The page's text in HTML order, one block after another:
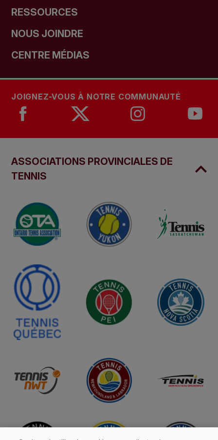
RESSOURCES
NOUS JOINDRE
CENTRE MÉDIAS
JOIGNEZ-VOUS À NOTRE COMMUNAUTÉ
ASSOCIATIONS PROVINCIALES DE
TENNIS